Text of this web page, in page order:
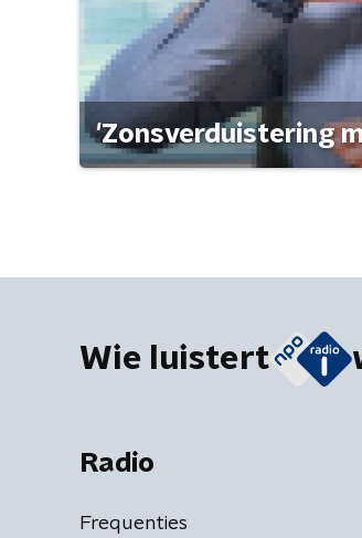
'Zonsverduistering
Wie luistert
Radio
Frequenties